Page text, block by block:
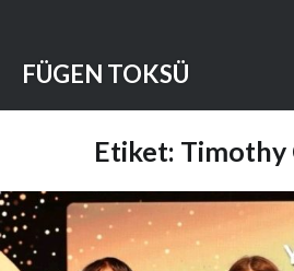
content
FÜGEN TOKSÜ
Etiket: Timothy